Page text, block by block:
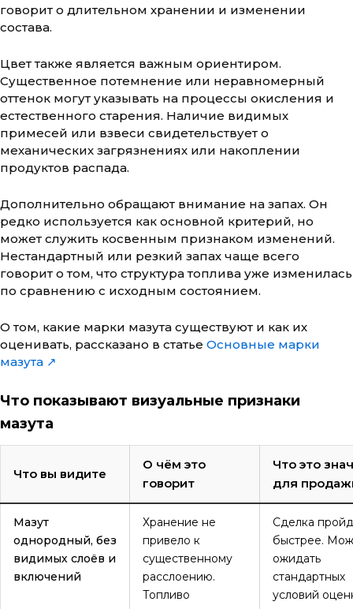
говорит о длительном хранении и изменении
состава.
Цвет также является важным ориентиром.
Существенное потемнение или неравномерный
оттенок могут указывать на процессы окисления и
естественного старения. Наличие видимых
примесей или взвеси свидетельствует о
механических загрязнениях или накоплении
продуктов распада.
Дополнительно обращают внимание на запах. Он
редко используется как основной критерий, но
может служить косвенным признаком изменений.
Нестандартный или резкий запах чаще всего
говорит о том, что структура топлива уже изменилась
по сравнению с исходным состоянием.
О том, какие марки мазута существуют и как их
оценивать, рассказано в статье Основные марки
мазута ↗
Что показывают визуальные признаки
мазута
Что вы видите
О чём это
говорит
Что это
для
Мазут
однородный, без
видимых слоёв и
включений
Хранение не
привело к
существенному
расслоению.
Топливо
Сделка
быстрее.
ожидать
стандартных
условий